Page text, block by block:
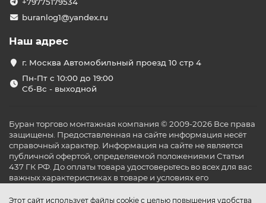
Этот сайт использует файлы cookie с целью повышения удобства
buranlog1@yandex.ru
Наш адрес
г. Москва Автомобильный проезд 10 стр 4
Пн-Пт с 10:00 до 19:00
Сб-Вс - выходной
Буран торгово монтажная компания © 2009-2026 Все права
защищены. Предоставленная на сайте информация несёт
справочный характер. Информация на сайте не является
публичной офертой, определяемой положениями Статьи
437 ГК РФ. До оплаты товара удостоверьтесь во всех для вас
важных характеристиках в товаре и условиях его